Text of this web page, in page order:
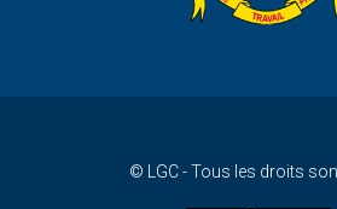
© LGC - Tous les droits